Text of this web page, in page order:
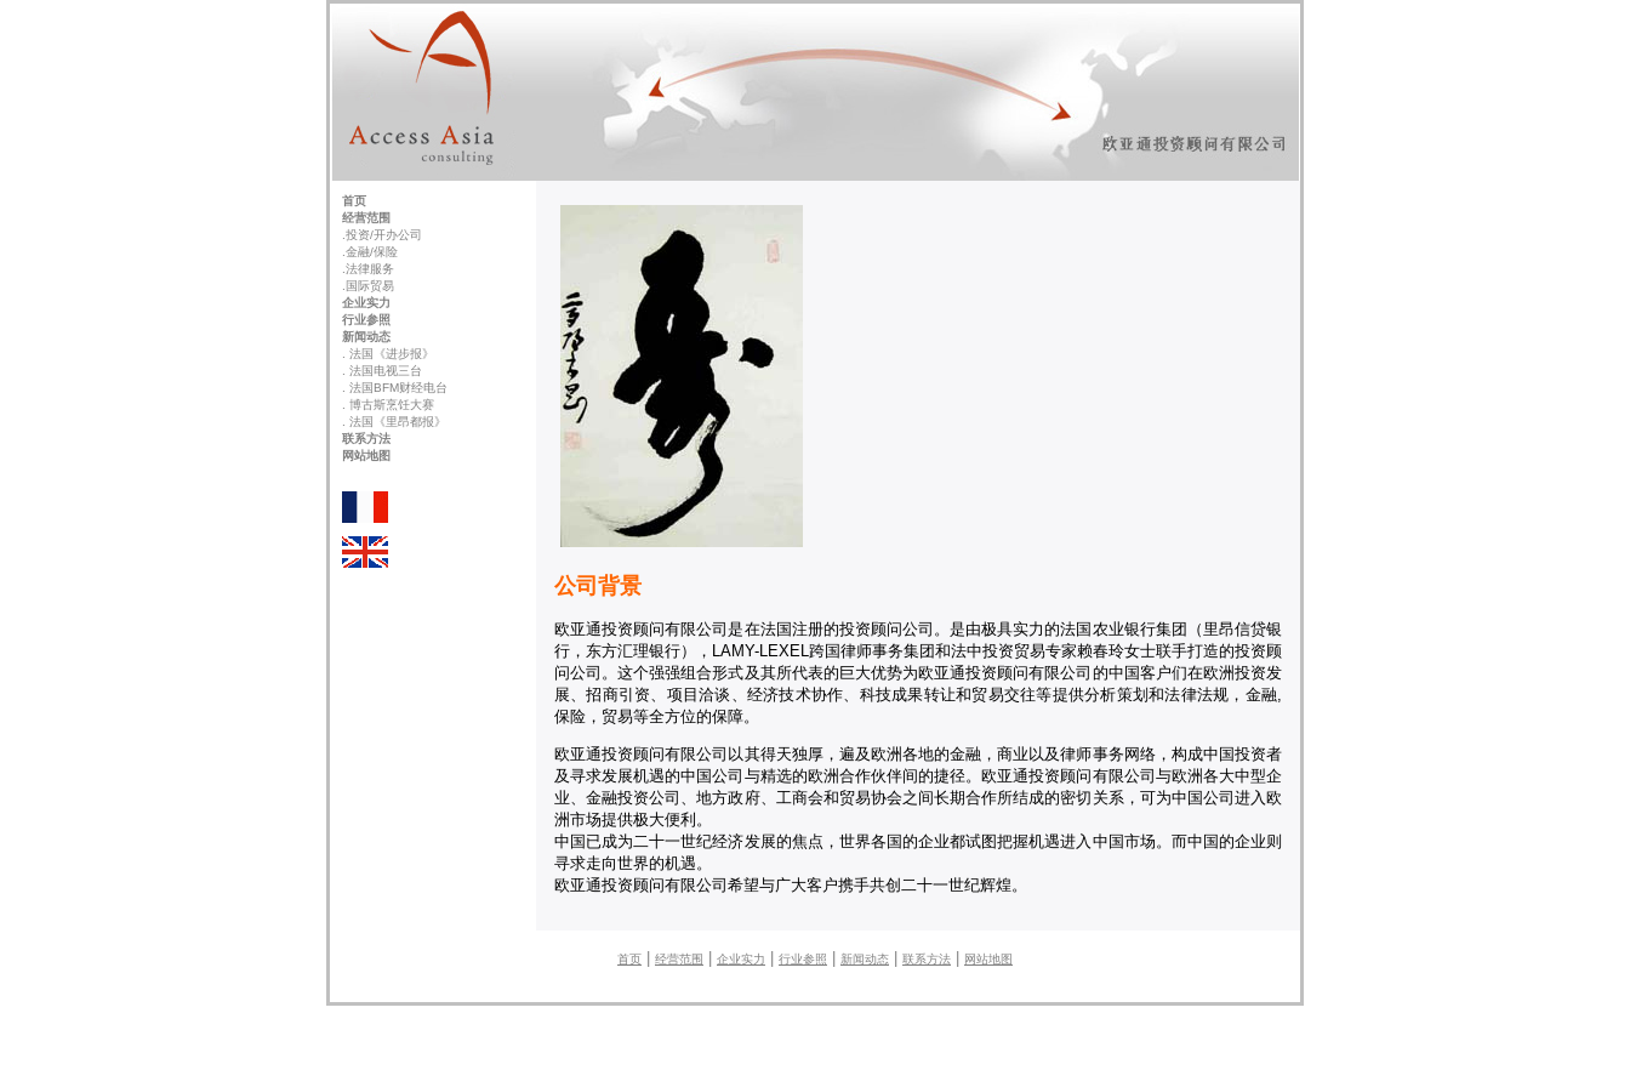
首页
经营范围
.投资/开办公司
.金融/保险
.法律服务
.国际贸易
企业实力
行业参照
新闻动态
. 法国《进步报》
. 法国电视三台
. 法国BFM财经电台
. 博古斯烹饪大赛
. 法国《里昂都报》
联系方法
网站地图
公司背景
欧亚通投资顾问有限公司是在法国注册的投资顾问公司。是由极具实力的法国农业银行集团（里昂信贷银
行，东方汇理银行），LAMY-LEXEL跨国律师事务集团和法中投资贸易专家赖春玲女士联手打造的投资顾
问公司。这个强强组合形式及其所代表的巨大优势为欧亚通投资顾问有限公司的中国客户们在欧洲投资发
展、招商引资、项目洽谈、经济技术协作、科技成果转让和贸易交往等提供分析策划和法律法规，金融,
保险，贸易等全方位的保障。
欧亚通投资顾问有限公司以其得天独厚，遍及欧洲各地的金融，商业以及律师事务网络，构成中国投资者
及寻求发展机遇的中国公司与精选的欧洲合作伙伴间的捷径。欧亚通投资顾问有限公司与欧洲各大中型企
业、金融投资公司、地方政府、工商会和贸易协会之间长期合作所结成的密切关系，可为中国公司进入欧
洲市场提供极大便利。
中国已成为二十一世纪经济发展的焦点，世界各国的企业都试图把握机遇进入中国市场。而中国的企业则
寻求走向世界的机遇。
欧亚通投资顾问有限公司希望与广大客户携手共创二十一世纪辉煌。
首页 经营范围 企业实力 行业参照 新闻动态 联系方法 网站地图